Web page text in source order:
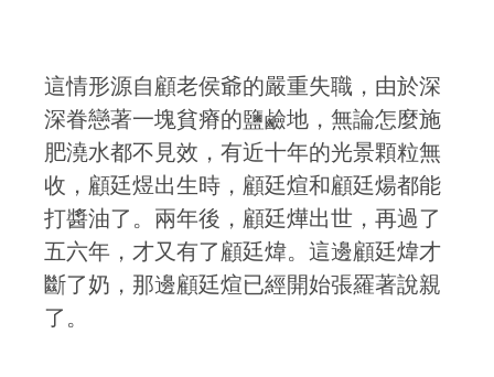
這情形源自顧老侯爺的嚴重失職，由於深
深眷戀著一塊貧瘠的鹽鹼地，無論怎麼施
肥澆水都不見效，有近十年的光景顆粒無
收，顧廷煜出生時，顧廷煊和顧廷煬都能
打醬油了。兩年後，顧廷燁出世，再過了
五六年，才又有了顧廷煒。這邊顧廷煒才
斷了奶，那邊顧廷煊已經開始張羅著說親
了。